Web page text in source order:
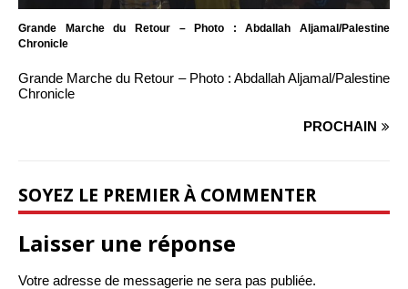
Grande Marche du Retour – Photo : Abdallah Aljamal/Palestine
Chronicle
Grande Marche du Retour – Photo : Abdallah Aljamal/Palestine
Chronicle
PROCHAIN
SOYEZ LE PREMIER À COMMENTER
Laisser une réponse
Votre adresse de messagerie ne sera pas publiée.